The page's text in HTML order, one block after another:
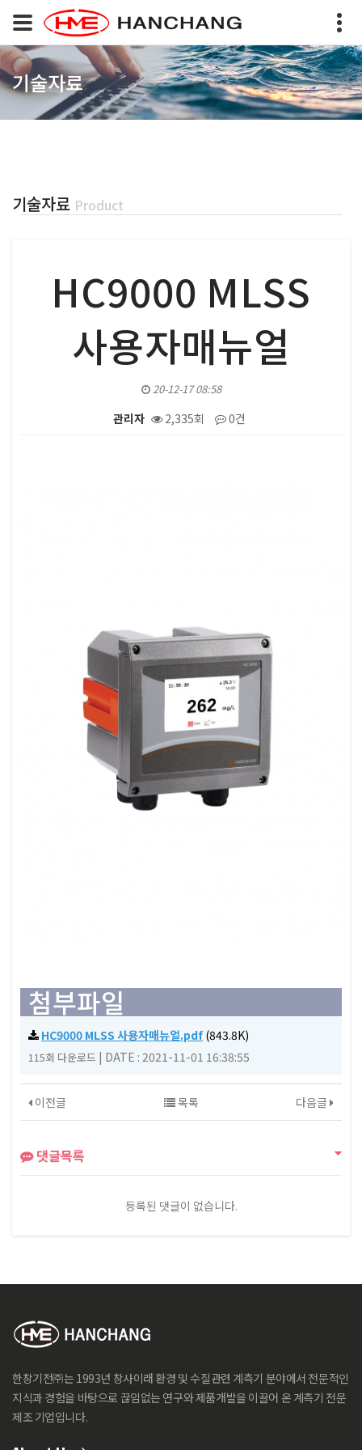
기술자료
기술자료 Product
HC9000 MLSS
사용자매뉴얼
20-12-17 08:58
관리자 2,335회 0건
첨부파일
HC9000 MLSS 사용자매뉴얼.pdf (843.8K)
115회 다운로드 | DATE : 2021-11-01 16:38:55
이전글 다음글
목록
댓글목록
등록된 댓글이 없습니다.
한창기전㈜는 1993년 창사이래 환경 및 수질관련 계측기 분야에서 전문적인
지식과 경험을 바탕으로 끊임없는 연구와 제품개발을 이끌어 온 계측기 전문
제조 기업입니다.